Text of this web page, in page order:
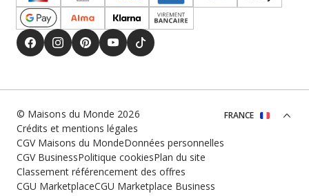
© Maisons du Monde 2026
Crédits et mentions légales
CGV Maisons du MondeDonnées personnelles
CGV BusinessPolitique cookiesPlan du site
Classement référencement des offres
CGU MarketplaceCGU Marketplace Business
FRANCE